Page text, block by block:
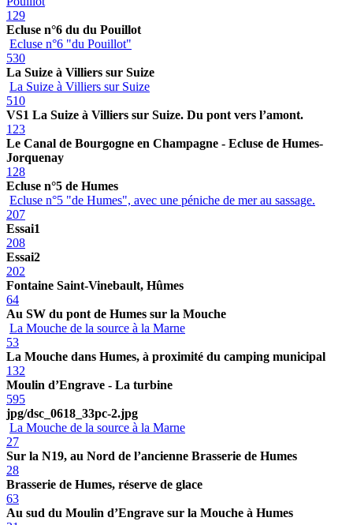
129
Ecluse n°6 du du Pouillot
Ecluse n°6 "du Pouillot"
530
La Suize à Villiers sur Suize
La Suize à Villiers sur Suize
510
VS1 La Suize à Villiers sur Suize. Du pont vers l’amont.
123
Le Canal de Bourgogne en Champagne - Ecluse de Humes-
Jorquenay
128
Ecluse n°5 de Humes
Ecluse n°5 "de Humes", avec une péniche de mer au sassage.
207
Essai1
208
Essai2
202
Fontaine Saint-Vinebault, Hûmes
64
Au SW du pont de Humes sur la Mouche
La Mouche de la source à la Marne
53
La Mouche dans Humes, à proximité du camping municipal
132
Moulin d’Engrave - La turbine
595
jpg/dsc_0618_33pc-2.jpg
La Mouche de la source à la Marne
27
Sur la N19, au Nord de l’ancienne Brasserie de Humes
28
Brasserie de Humes, réserve de glace
63
Au sud du Moulin d’Engrave sur la Mouche à Humes